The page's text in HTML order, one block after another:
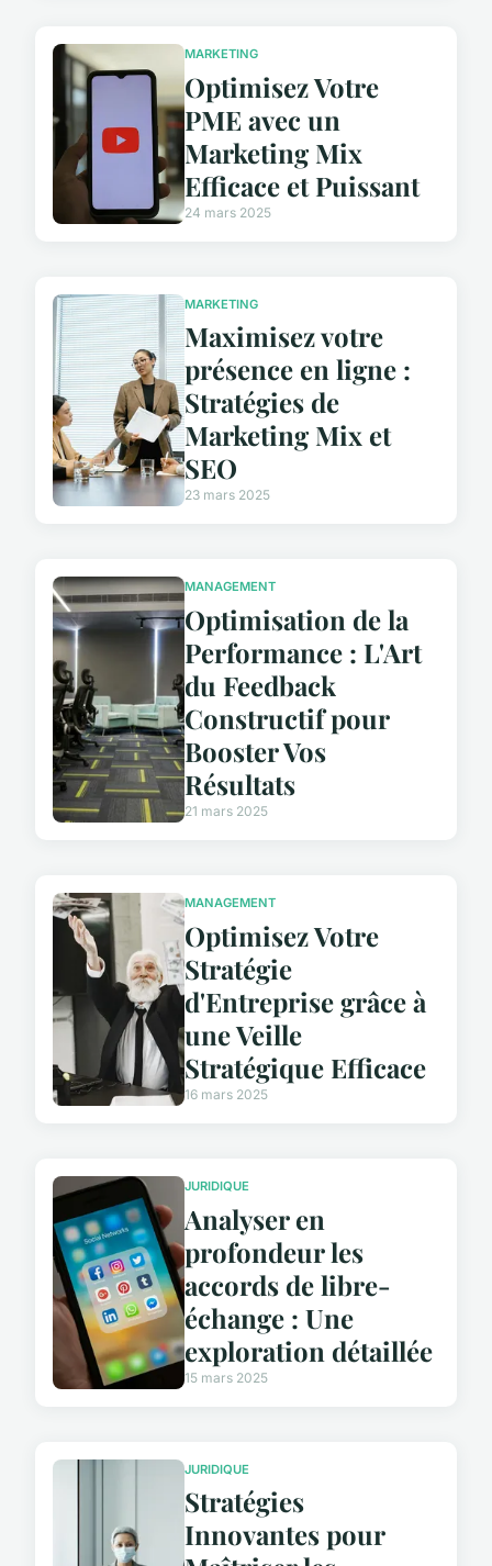
MARKETING
Optimisez Votre
PME avec un
Marketing Mix
Efficace et Puissant
24 mars 2025
MARKETING
Maximisez votre
présence en ligne :
Stratégies de
Marketing Mix et
SEO
23 mars 2025
MANAGEMENT
Optimisation de la
Performance : L'Art
du Feedback
Constructif pour
Booster Vos
Résultats
21 mars 2025
MANAGEMENT
Optimisez Votre
Stratégie
d'Entreprise grâce à
une Veille
Stratégique Efficace
16 mars 2025
JURIDIQUE
Analyser en
profondeur les
accords de libre-
échange : Une
exploration détaillée
15 mars 2025
JURIDIQUE
Stratégies
Innovantes pour